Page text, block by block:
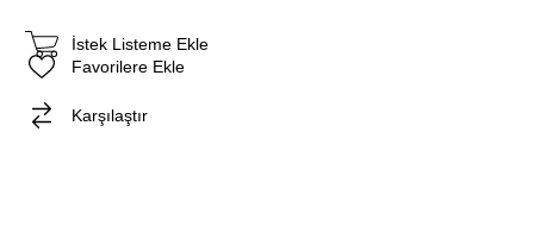
Favorilere Ekle
İstek Listeme Ekle
Karşılaştır